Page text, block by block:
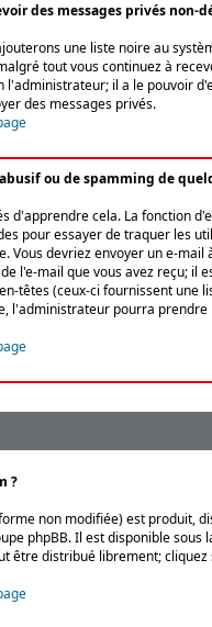
des messages privés non-
une liste noire au
tout vous continuez à
l'administrateur; il a le pouvoir
des messages privés.
ou de spamming de
d'apprendre cela. La fonction
pour essayer de traquer les
Vous devriez envoyer un e-
l'e-mail que vous avez reçu; il
têtes (ceux-ci fournissent une
l'administrateur pourra
?
non modifiée) est produit,
phpBB. Il est disponible sous
être distribué librement;